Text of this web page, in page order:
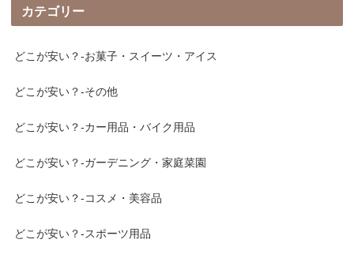
カテゴリー
どこが安い？-お菓子・スイーツ・アイス
どこが安い？-その他
どこが安い？-カー用品・バイク用品
どこが安い？-ガーデニング・家庭菜園
どこが安い？-コスメ・美容品
どこが安い？-スポーツ用品